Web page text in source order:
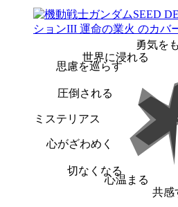
勇気を
共感
心温まる
切なくなる
心がざわめく
ミステリアス
圧倒される
思慮を巡らす
世界に浸れる